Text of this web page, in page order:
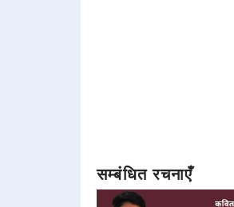
सम्बंधित रचनाएँ